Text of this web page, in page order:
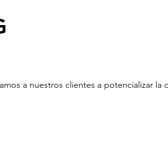
a nuestros clientes a potencializar